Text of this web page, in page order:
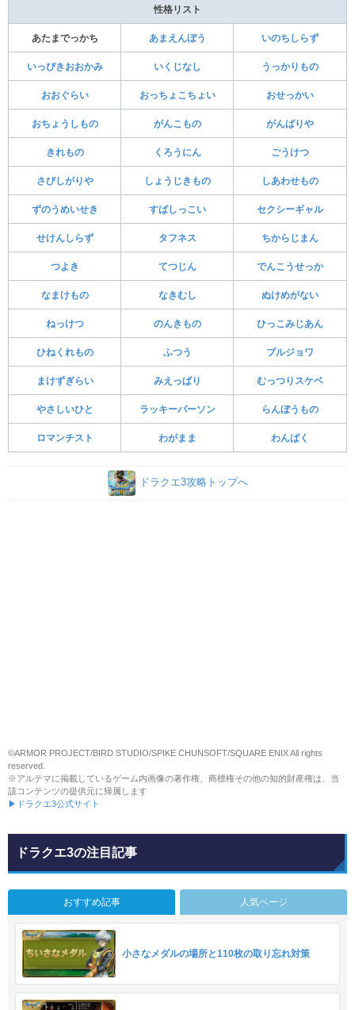
性格リスト
あたまでっかち あまえんぼう いのちしらず
いっぴきおおかみ いくじなし うっかりもの
おおぐらい おっちょこちょい おせっかい
おちょうしもの がんこもの がんばりや
きれもの くろうにん ごうけつ
さびしがりや しょうじきもの しあわせもの
ずのうめいせき すばしっこい セクシーギャル
せけんしらず タフネス ちからじまん
つよき てつじん でんこうせっか
なまけもの なきむし ぬけめがない
ねっけつ のんきもの ひっこみじあん
ひねくれもの ふつう ブルジョワ
まけずぎらい みえっぱり むっつりスケベ
やさしいひと ラッキーパーソン らんぼうもの
ロマンチスト わがまま わんぱく
ドラクエ3攻略トップへ
©ARMOR PROJECT/BIRD STUDIO/SPIKE CHUNSOFT/SQUARE ENIX All rights
reserved.
※アルテマに掲載しているゲーム内画像の著作権、商標権その他の知的財産権は、当
該コンテンツの提供元に帰属します
▶ドラクエ3公式サイト
ドラクエ3の注目記事
おすすめ記事 人気ページ
小さなメダルの場所と110枚の取り忘れ対策